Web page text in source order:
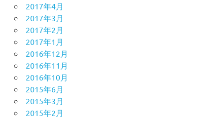
2017年4月
2017年3月
2017年2月
2017年1月
2016年12月
2016年11月
2016年10月
2015年6月
2015年3月
2015年2月